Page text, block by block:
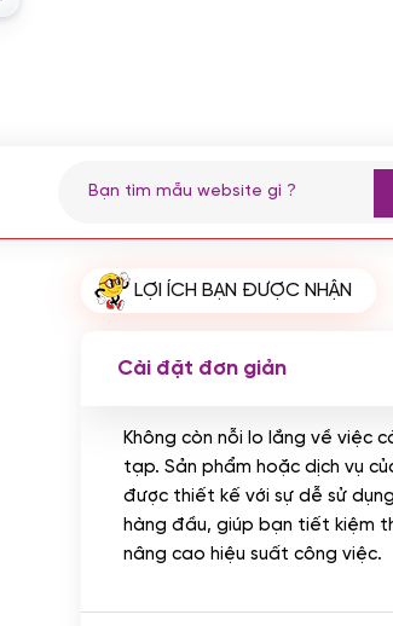
Cài đặt plugin theo yêu cầu
(+100.000 VND)
qua ngân hàng vietcombank,
kiếm:
LỢI ÍCH BẠN ĐƯỢC NHẬN
Cài đặt đơn giản
Không còn nỗi lo lắng về việc
tạp. Sản phẩm hoặc dịch vụ
được thiết kế với sự dễ sử
hàng đầu, giúp bạn tiết kiệm
nâng cao hiệu suất công việc.